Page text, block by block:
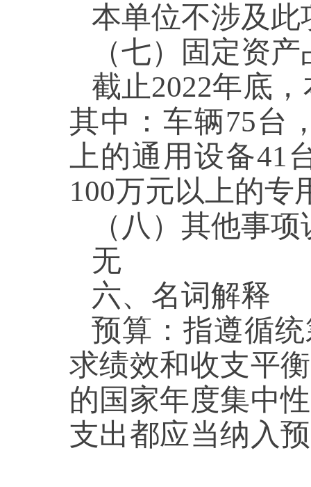
本单位不涉及
（七）固定资
截止2022年底
其中：车辆75台
上的通用设备41
100万元以上的
（八）其他事
无
六、名词解释
预算：指遵循
求绩效和收支平
的国家年度集中
支出都应当纳入